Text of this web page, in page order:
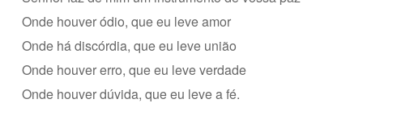
Onde houver ódio, que eu leve amor
Onde há discórdia, que eu leve união
Onde houver erro, que eu leve verdade
Onde houver dúvida, que eu leve a fé.